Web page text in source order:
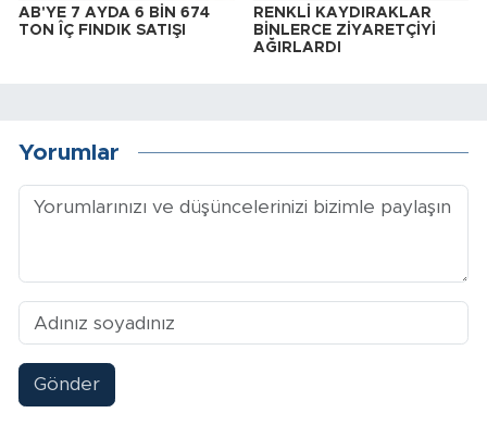
AB'YE 7 AYDA 6 BİN 674
TON ÎÇ FINDIK SATIŞI
RENKLİ KAYDIRAKLAR
BİNLERCE ZİYARETÇİYİ
AĞIRLARDI
Yorumlar
Gönder